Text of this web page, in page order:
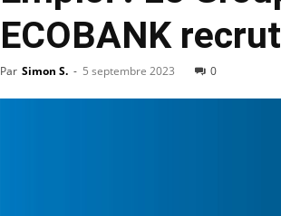
ECOBANK
Par Simon S. - 5 septembre 2023 0